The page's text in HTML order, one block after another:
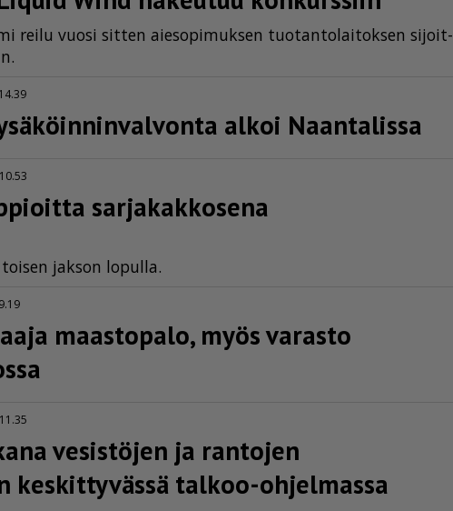
rei­lu vuo­si sit­ten ai­e­so­pi­muk­sen tuo­tan­to­lai­tok­sen si­joit­
alkoi Naantalissa
sarjakakkosena
jak­son lo­pul­la.
maastopalo, myös varasto
vesistöjen ja rantojen
keskittyvässä talkoo-ohjelmassa